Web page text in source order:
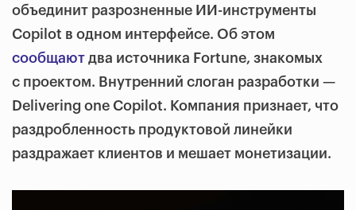
объединит разрозненные ИИ-инструменты
Copilot в одном интерфейсе. Об этом
сообщают два источника Fortune, знакомых
с проектом. Внутренний слоган разработки —
Delivering one Copilot. Компания признает, что
раздробленность продуктовой линейки
раздражает клиентов и мешает монетизации.